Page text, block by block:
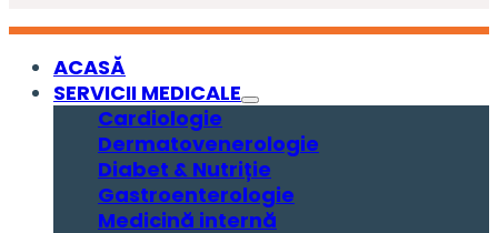
ACASĂ
SERVICII MEDICALE
Cardiologie
Dermatovenerologie
Diabet & Nutriție
Gastroenterologie
Medicină internă